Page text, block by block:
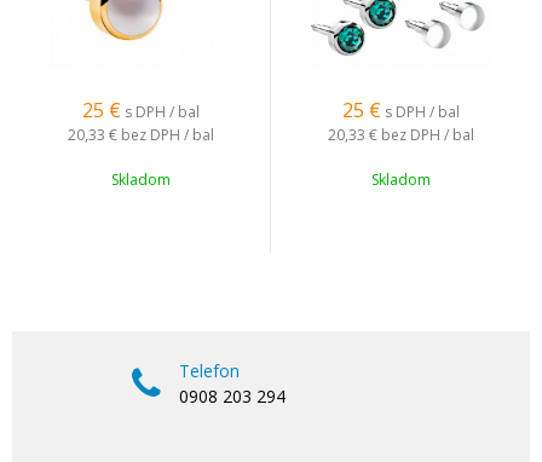
25 € s DPH / bal
20,33 € bez DPH / bal
Skladom
25 € s DPH / bal
20,33 € bez DPH / bal
Skladom
Telefon
0908 203 294